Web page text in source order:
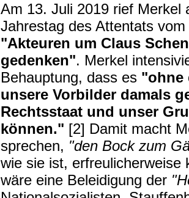
Am 13. Juli 2019 rief Merkel
Jahrestag des Attentats
"Akteuren um Claus
gedenken". Merkel
Behauptung, dass es "ohne
unsere Vorbilder damals
Rechtsstaat und unser
können." [2] Damit macht
sprechen, "den Bock zum
wie sie ist, erfreulicherweise
wäre eine Beleidigung der